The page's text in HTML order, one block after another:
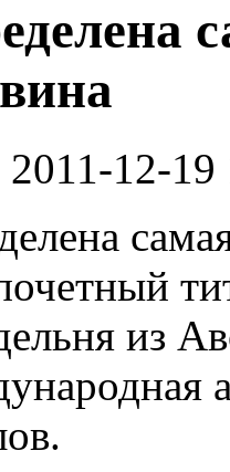
2011-12-19
из